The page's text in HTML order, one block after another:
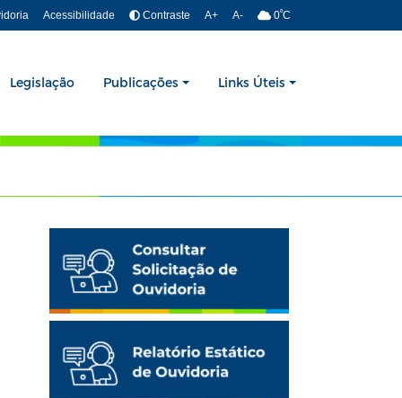
Acessibilidade Contraste A+ A- 0ºC
Legislação Publicações Links Úteis